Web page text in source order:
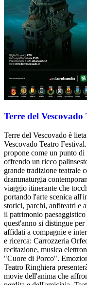
Terre del
Terre del Vescovado è
Vescovado Teatro
propone come un punto
offrendo un ricco
grande tradizione teatrale
drammaturgia
viaggio itinerante che
portando l'arte scenica
storici, parchi, anfiteatri e
il patrimonio
quest'anno si distingue
affidati a compagnie e
e ricerca: Carrozzeria
recitazione, musica
"Cuore di Porco".
Teatro Ringhiera
movie dell'anima che